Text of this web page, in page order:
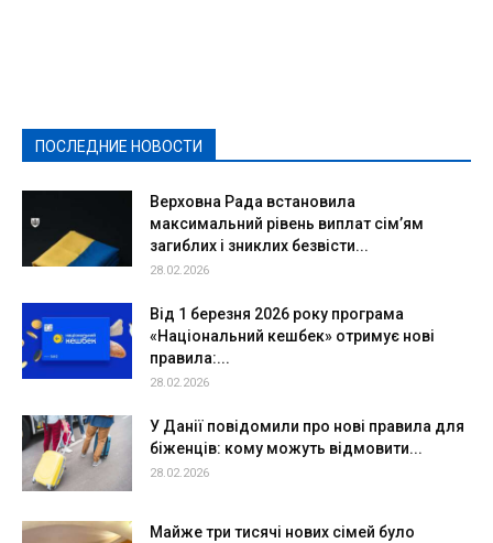
ПОСЛЕДНИЕ НОВОСТИ
Верховна Рада встановила
максимальний рівень виплат сім’ям
загиблих і зниклих безвісти...
28.02.2026
Від 1 березня 2026 року програма
«Національний кешбек» отримує нові
правила:...
28.02.2026
У Данії повідомили про нові правила для
біженців: кому можуть відмовити...
28.02.2026
Майже три тисячі нових сімей було